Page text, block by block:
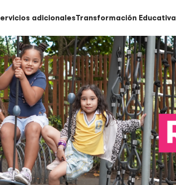
adicionalesTransformación Educativa